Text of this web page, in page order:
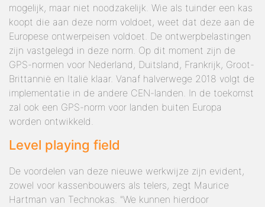
mogelijk, maar niet noodzakelijk. Wie als tuinder een kas
koopt die aan deze norm voldoet, weet dat deze aan de
Europese ontwerpeisen voldoet. De ontwerpbelastingen
zijn vastgelegd in deze norm. Op dit moment zijn de
GPS-normen voor Nederland, Duitsland, Frankrijk, Groot-
Brittannië en Italië klaar. Vanaf halverwege 2018 volgt de
implementatie in de andere CEN-landen. In de toekomst
zal ook een GPS-norm voor landen buiten Europa
worden ontwikkeld.
Level playing field
De voordelen van deze nieuwe werkwijze zijn evident,
zowel voor kassenbouwers als telers, zegt Maurice
Hartman van Technokas. "We kunnen hierdoor